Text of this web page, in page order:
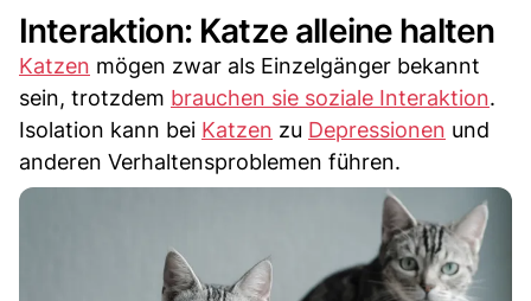
Interaktion: Katze alleine halten
Katzen mögen zwar als Einzelgänger bekannt
sein, trotzdem brauchen sie soziale Interaktion.
Isolation kann bei Katzen zu Depressionen und
anderen Verhaltensproblemen führen.